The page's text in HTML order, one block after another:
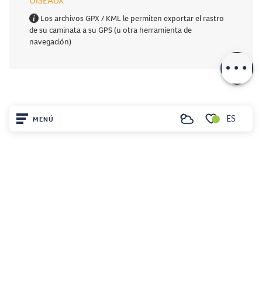
MENÚ Buscar ES
Los archivos GPX / KML le permiten exportar el rastro
de su caminata a su GPS (u otra herramienta de
navegación)